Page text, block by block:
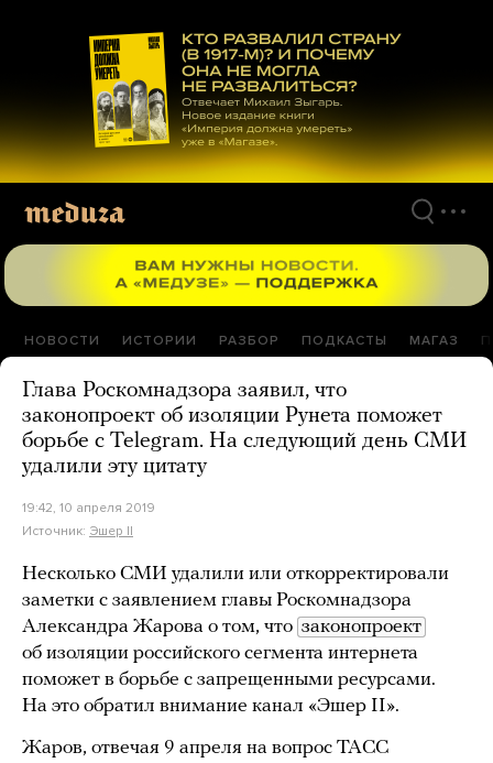
материалам
НОВОСТИ ИСТОРИИ РАЗБОР ПОДКАСТЫ МАГАЗ
Глава Роскомнадзора заявил, что
законопроект об изоляции Рунета поможет
борьбе с Telegram. На следующий день СМИ
удалили эту цитату
19:42, 10 апреля 2019
Источник: Эшер II
Несколько СМИ удалили или откорректировали
заметки с заявлением главы Роскомнадзора
Александра Жарова о том, что законопроект
об изоляции российского сегмента интернета
поможет в борьбе с запрещенными ресурсами.
На это обратил внимание канал «Эшер II».
Жаров, отвечая 9 апреля на вопрос ТАСС